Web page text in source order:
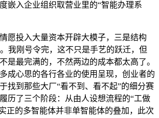
嵌入企业组织取营业里的“智能办理系
投入大量资本开辟大模子，三是结构
我刚号令完，这不只是手艺的跃迁，但
是最完满的，不然两边的成本都太高了。
成心思的各行各业的使用呈现，创业者的
找到那些大厂“看不到、看不起”的细分赛
历了三个阶段：从由人设想流程的“工做
正的多智能体并非单智能体的叠加，此次